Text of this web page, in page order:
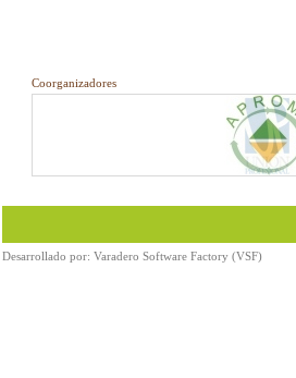
Coorganizadores
Desarrollado por: Varadero Software Factory (VSF)